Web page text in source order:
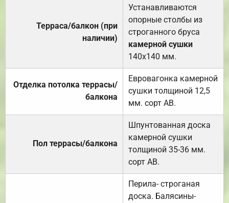
Терраса/балкон (при
наличии)
Устанавливаются
опорные столбы из
строганного бруса
камерной сушки
140х140 мм.
Отделка потолка террасы/
балкона
Евровагонка камерной
сушки толщиной 12,5
мм. сорт АВ.
Пол террасы/балкона
Шпунтованная доска
камерной сушки
толщиной 35-36 мм.
сорт АВ.
Перила- строганая
доска. Балясины-